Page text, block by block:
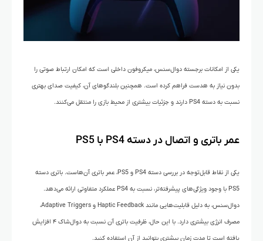
یکی از امکانات برجسته دوال‌سنس، میکروفون داخلی است که امکان ارتباط صوتی را
بدون نیاز به هدست فراهم کرده است. همچنین بلندگوهای آن، کیفیت صدای بهتری
نسبت به دسته PS4 دارند و جزئیات بیشتری از محیط بازی را منتقل می‌کنند.
عمر باتری و اتصال در دسته PS4 با PS5
یکی از نقاط قابل‌توجه در بررسی دسته PS4 و PS5، عمر باتری آن‌هاست. باتری دسته
PS5 با وجود ویژگی‌های پیشرفته‌تر، نسبت به PS4 عملکرد متفاوتی ارائه می‌دهد.
دوال‌سنس، به دلیل قابلیت‌هایی مانند Haptic Feedback و Adaptive Triggers،
مصرف انرژی بیشتری دارد. با این حال، ظرفیت باتری آن نسبت به دوال‌شاک ۴ افزایش
یافته است تا مدت زمان بیشتری بتوانید از آن استفاده کنید.